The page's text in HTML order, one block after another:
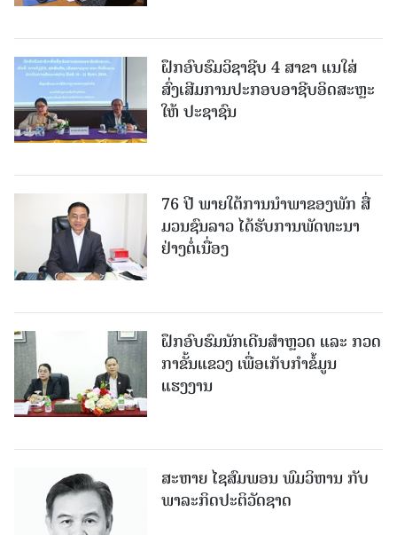
ຝຶກອົບຮົມວິຊາຊີບ 4 ສາຂາ ແນໃສ່
ສົ່ງເສີມການປະກອບອາຊີບອິດສະຫຼະ
ໃຫ້ ປະຊາຊົນ
76 ປີ ພາຍໃຕ້ການນໍາພາຂອງພັກ ສື່
ມວນຊົນລາວ ໄດ້ຮັບການພັດທະນາ
ຢ່າງຕໍ່ເນື່ອງ
ຝຶກອົບຮົມນັກເດີນສຳຫຼວດ ແລະ ກວດ
ກາຂັ້ນແຂວງ ເພື່ອເກັບກຳຂໍ້ມູນ
ແຮງງານ
ສະຫາຍ ໄຊສົມພອນ ພົມວິຫານ ກັບ
ພາລະກິດປະຕິວັດຊາດ